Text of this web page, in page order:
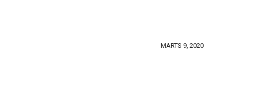
MARTS 9, 2020